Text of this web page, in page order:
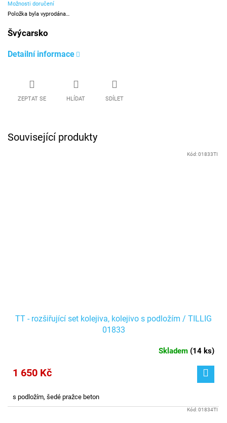
Možnosti doručení
Položka byla vyprodána…
Švýcarsko
Detailní informace
ZEPTAT SE HLÍDAT SDÍLET
Související produkty
TT - rozšiřující set kolejiva, kolejivo s podložím / TILLIG
01833
Skladem (14 ks)
1 650 Kč
s podložím, šedé pražce beton
Kód:01833TI
Kód:01834TI